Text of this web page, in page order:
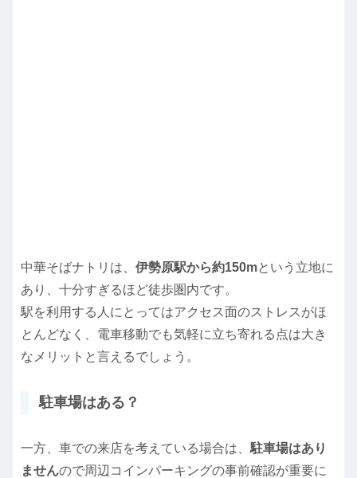
中華そばナトリは、 伊勢原駅から約150mという立地に
あり、十分すぎるほど徒歩圏内です。
駅を利用する人にとってはアクセス面のストレスがほ
とんどなく、電車移動でも気軽に立ち寄れる点は大き
なメリットと言えるでしょう。
駐車場はある？
一方、車での来店を考えている場合は、 駐車場はあり
ませんので周辺コインパーキングの事前確認が重要に